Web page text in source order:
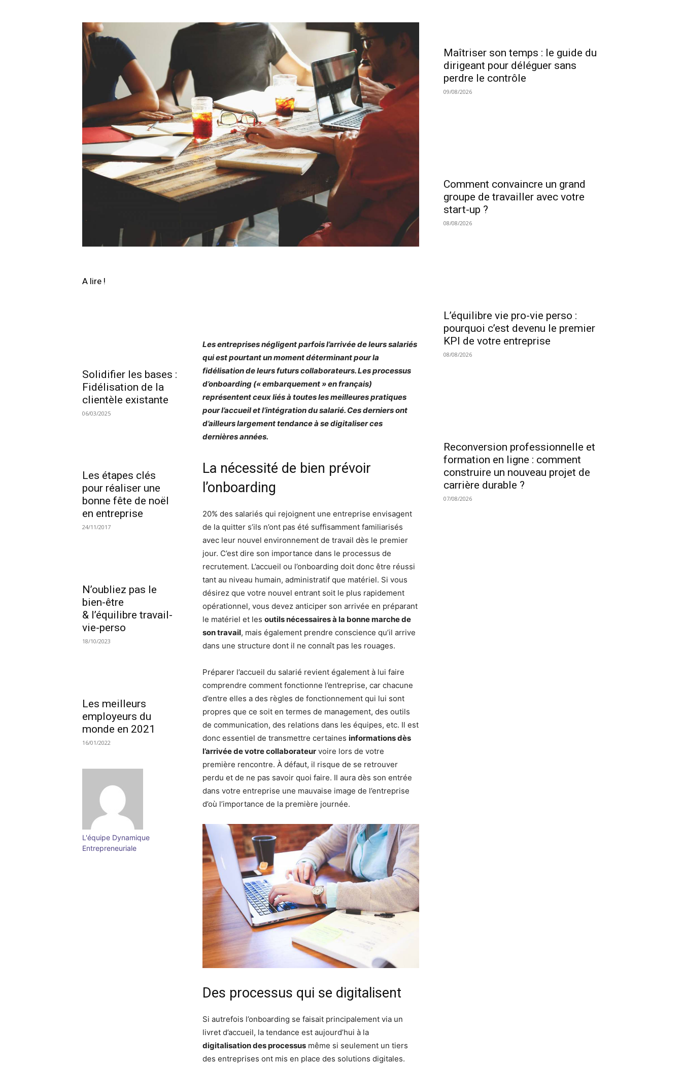
A lire !
Solidifier les bases :
Fidélisation de la
clientèle existante
06/03/2025
Les étapes clés
pour réaliser une
bonne fête de noël
en entreprise
24/11/2017
N’oubliez pas le
bien-être
& l’équilibre travail-
vie-perso
18/10/2023
Les meilleurs
employeurs du
monde en 2021
16/01/2022
L'équipe Dynamique
Entrepreneuriale
Les entreprises négligent parfois l’arrivée de leurs salariés
qui est pourtant un moment déterminant pour la
fidélisation de leurs futurs collaborateurs. Les processus
d’onboarding (« embarquement » en français)
représentent ceux liés à toutes les meilleures pratiques
pour l’accueil et l’intégration du salarié. Ces derniers ont
d’ailleurs largement tendance à se digitaliser ces
dernières années.
La nécessité de bien prévoir
l’onboarding
20% des salariés qui rejoignent une entreprise envisagent
de la quitter s’ils n’ont pas été suffisamment familiarisés
avec leur nouvel environnement de travail dès le premier
jour. C’est dire son importance dans le processus de
recrutement. L’accueil ou l’onboarding doit donc être réussi
tant au niveau humain, administratif que matériel. Si vous
désirez que votre nouvel entrant soit le plus rapidement
opérationnel, vous devez anticiper son arrivée en préparant
le matériel et lesoutils nécessaires à la bonne marche de
son travail, mais également prendre conscience qu’il arrive
dans une structure dont il ne connaît pas les rouages.
Préparer l’accueil du salarié revient également à lui faire
comprendre comment fonctionne l’entreprise, car chacune
d’entre elles a des règles de fonctionnement qui lui sont
propres que ce soit en termes de management, des outils
de communication, des relations dans les équipes, etc. Il est
donc essentiel de transmettre certainesinformations dès
l’arrivée de votre collaborateur voire lors de votre
première rencontre. À défaut, il risque de se retrouver
perdu et de ne pas savoir quoi faire. Il aura dès son entrée
dans votre entreprise une mauvaise image de l’entreprise
d’où l’importance de la première journée.
Des processus qui se digitalisent
Si autrefois l’onboarding se faisait principalement via un
livret d’accueil, la tendance est aujourd’hui à la
digitalisation des processus même si seulement un tiers
des entreprises ont mis en place des solutions digitales.
Maîtriser son temps : le guide du
dirigeant pour déléguer sans
perdre le contrôle
09/08/2026
Comment convaincre un grand
groupe de travailler avec votre
start-up ?
08/08/2026
L’équilibre vie pro-vie perso :
pourquoi c’est devenu le premier
KPI de votre entreprise
08/08/2026
Reconversion professionnelle et
formation en ligne : comment
construire un nouveau projet de
carrière durable ?
07/08/2026